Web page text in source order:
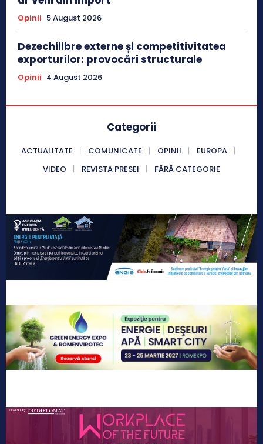
Opinii 5 August 2026
Dezechilibre externe și competitivitatea
exporturilor: provocări structurale
Opinii 4 August 2026
Categorii
ACTUALITATE COMUNICATE OPINII
EUROPA
VIDEO
REVISTA PRESEI FĂRĂ CATEGORIE